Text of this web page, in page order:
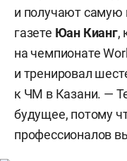
и получают самую
газете Юан Кианг,
на чемпионате
и тренировал
к ЧМ в Казани. —
будущее, потому
профессионалов